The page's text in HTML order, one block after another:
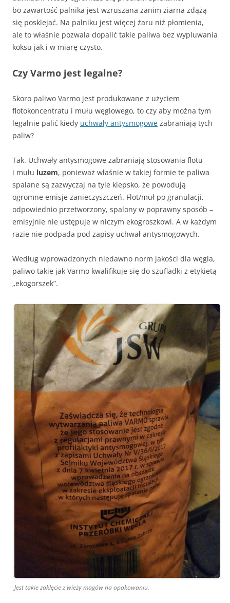
bo zawartość palnika jest wzruszana zanim ziarna zdążą
się posklejać. Na palniku jest więcej żaru niż płomienia,
ale to właśnie pozwala dopalić takie paliwa bez wypluwania
koksu jak i w miarę czysto.
Czy Varmo jest legalne?
Skoro paliwo Varmo jest produkowane z użyciem
flotokoncentratu i mułu węglowego, to czy aby można tym
legalnie palić kiedy uchwały antysmogowe zabraniają tych
paliw?
Tak. Uchwały antysmogowe zabraniają stosowania flotu
i mułu luzem, ponieważ właśnie w takiej formie te paliwa
spalane są zazwyczaj na tyle kiepsko, że powodują
ogromne emisje zanieczyszczeń. Flot/muł po granulacji,
odpowiednio przetworzony, spalony w poprawny sposób –
emisyjnie nie ustępuje w niczym ekogroszkowi. A w każdym
razie nie podpada pod zapisy uchwał antysmogowych.
Według wprowadzonych niedawno norm jakości dla węgla,
paliwo takie jak Varmo kwalifikuje się do szufladki z etykietą
„ekogorszek”.
Jest takie zaklęcie z wieży magów na opakowaniu.